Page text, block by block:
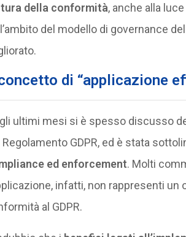
della conformità, anche alla
del modello di governance
di “applicazione
ultimi mesi si è spesso discusso
Regolamento GDPR, ed è stata
ed enforcement. Molti
infatti, non rappresenti
al GDPR.